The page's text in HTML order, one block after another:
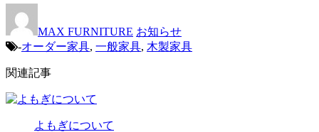
MAX FURNITURE お知らせ
-オーダー家具, 一般家具, 木製家具
関連記事
よもぎについて